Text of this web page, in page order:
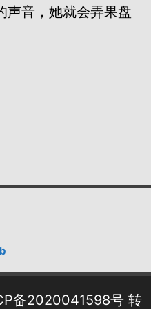
声音，她就会弄果盘
备2020041598号 转